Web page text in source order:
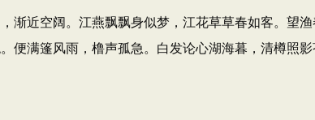
渐近空阔。江燕飘飘身似梦，江花草草春如客。望
便满篷风雨，橹声孤急。白发论心湖海暮，清樽照